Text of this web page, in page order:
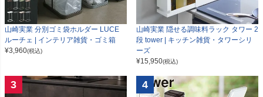
山崎実業 分別ゴミ袋ホルダー LUCE
ルーチェ | インテリア雑貨・ゴミ箱
¥3,960(税込)
山崎実業 隠せる調味料ラック タワー 2
段 tower | キッチン雑貨・タワーシリ
ーズ
¥15,950(税込)
3 4